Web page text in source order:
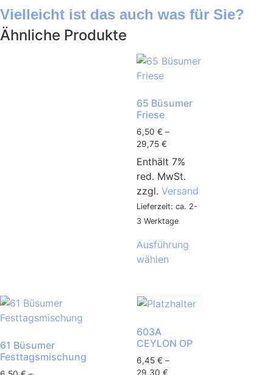
Vielleicht ist das auch was für Sie?
Ähnliche Produkte
65 Büsumer
Friese
6,50 € –
29,75 €
Enthält 7%
red. MwSt.
zzgl. Versand
Lieferzeit: ca. 2-
3 Werktage
Ausführung
wählen
61 Büsumer
Festtagsmischung
603A
CEYLON OP
6,45 € –
29,30 €